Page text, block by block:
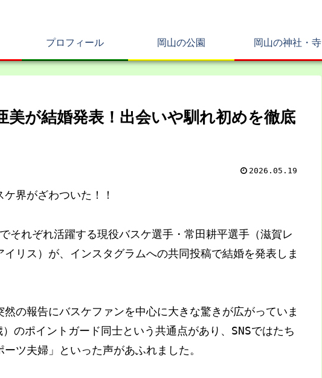
プロフィール 岡山の公園 岡山の神社・寺
美が結婚発表！出会いや馴れ初めを徹底
2026.05.19
界がざわついた！！
それぞれ活躍する現役バスケ選手・常田耕平選手（滋賀レ
リス）が、インスタグラムへの共同投稿で結婚を発表しま
の報告にバスケファンを中心に大きな驚きが広がっていま
のポイントガード同士という共通点があり、SNSではたち
ツ夫婦」といった声があふれました。